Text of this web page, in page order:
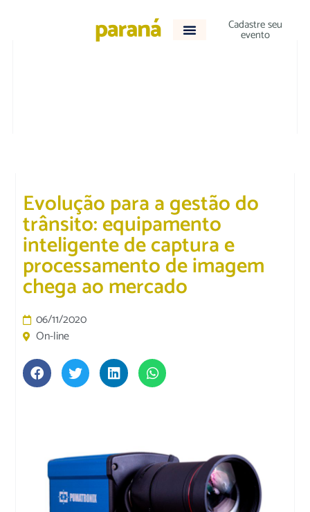
Cadastre seu
evento
Evolução para a gestão do
trânsito: equipamento
inteligente de captura e
processamento de imagem
chega ao mercado
06/11/2020
On-line